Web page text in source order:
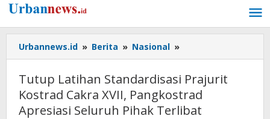
Lewati
konten
Urbannews.id » Berita » Nasional »
Latihan
Prajurit
Kostrad
Cakra
Tutup Latihan Standardisasi Prajurit
Kostrad Cakra XVII, Pangkostrad
Apresiasi Seluruh Pihak Terlibat